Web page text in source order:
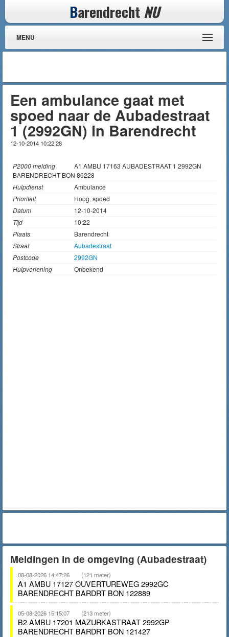
Barendrecht NU
MENU
Een ambulance gaat met
spoed naar de Aubadestraat
1 (2992GN) in Barendrecht
12-10-2014 10:22:28
P2000 melding
A1 AMBU 17163 AUBADESTRAAT 1 2992GN
BARENDRECHT BON 86228
Hulpdienst
Ambulance
Prioriteit
Hoog, spoed
Datum
12-10-2014
Tijd
10:22
Plaats
Barendrecht
Straat
Aubadestraat
Postcode
2992GN
Hulpverlening
Onbekend
Meldingen in de omgeving (Aubadestraat)
08-08-2026 14:47:26 (121 meter)
A1 AMBU 17127 OUVERTUREWEG 2992GC
BARENDRECHT BARDRT BON 122889
05-08-2026 15:15:07 (213 meter)
B2 AMBU 17201 MAZURKASTRAAT 2992GP
BARENDRECHT BARDRT BON 121427